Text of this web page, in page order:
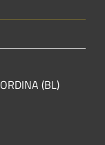
(BL)